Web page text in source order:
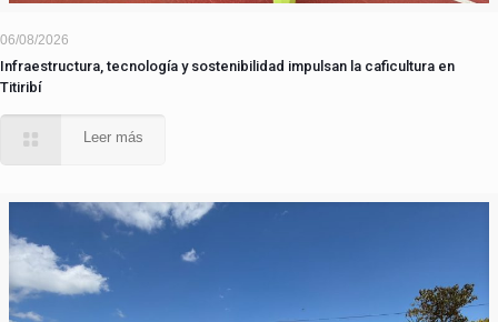
06/08/2026
Infraestructura, tecnología y sostenibilidad impulsan la caficultura en
Titiribí
Leer más